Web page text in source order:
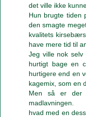
det ville ikke
Hun brugte tiden
den smagte
kvalitets
have mere tid til
Jeg ville nok selv
hurtigt bage en
hurtigere end en
kagemix, som en
Men så er der
madlavningen.
hvad med en